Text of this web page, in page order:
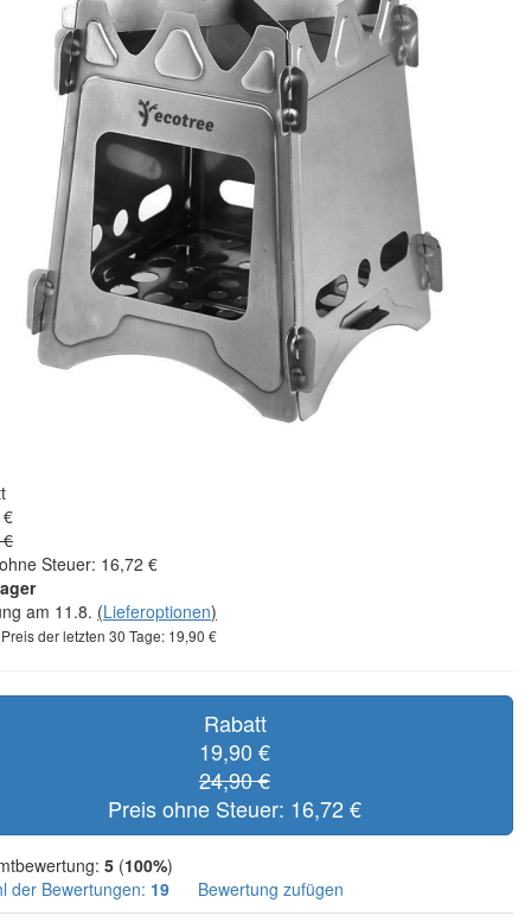
Steuer: 16,72 €
am 11.8. (Lieferoptionen)
der letzten 30 Tage: 19,90 €
Rabatt
19,90 €
24,90 €
Preis ohne Steuer: 16,72 €
5 (100%)
der Bewertungen: 19
Bewertung zufügen